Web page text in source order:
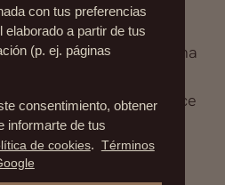
no tendrá problema
trabajos anteriores, lo
cirugía plástica se conoce
y después”. Esto te
del resultado que
con tus preferencias
elaborado a partir de tus
(p. ej. páginas
consentimiento, obtener
informarte de tus
de cookies. Términos